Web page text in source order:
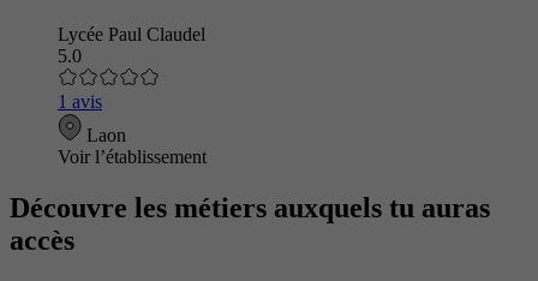
Lycée Paul Claudel
5.0
1 avis
Laon
Voir l’établissement
Découvre les métiers auxquels tu auras
accès